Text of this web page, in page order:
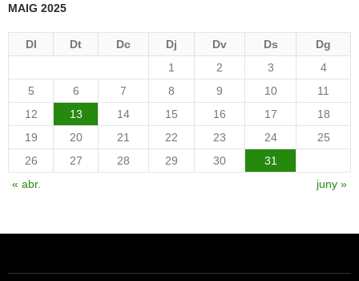
MAIG 2025
Dl Dt Dc Dj Dv Ds
Dg
1
2 3
4
5
6 7 8 9 10
11
12
13 14 15 16 17
18
19
20 21 22 23 24
25
26
27 28 29 30
31
« abr.
juny »